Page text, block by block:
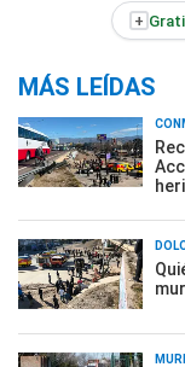
+
MÁS LEÍDAS